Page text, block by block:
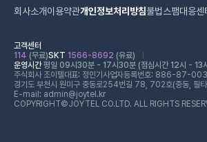
회사소개이용약관개인정보처리방침불법스팸대응센
고객센터
114 (무료)SKT 1566-8692 (유료)
운영시간평일 09시30분 - 17시30분 (점심시간 12시 - 13
주식회사 조이텔대표: 정민기 사업자등록번호: 886-87-
경기도 부천시 원미구 중동로254번길 78, 702호(중동, 필
E-mail: admin@joytel.kr
COPYRIGHT©JOYTEL CO.LTD. ALL RIGHTS